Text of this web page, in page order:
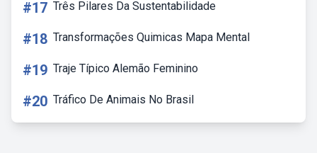
#17 Três Pilares Da Sustentabilidade
#18 Transformações Quimicas Mapa Mental
#19 Traje Típico Alemão Feminino
#20 Tráfico De Animais No Brasil